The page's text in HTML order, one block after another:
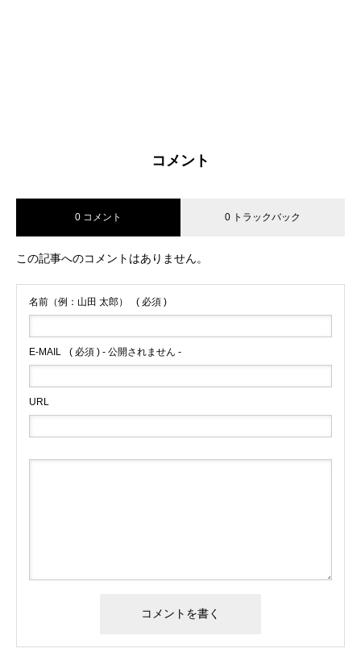
コメント
0 コメント 0 トラックバック
この記事へのコメントはありません。
名前（例：山田 太郎） ( 必須 )
E-MAIL ( 必須 ) - 公開されません -
URL